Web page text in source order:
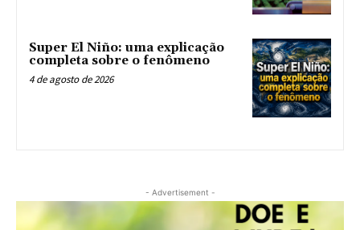
Super El Niño: uma explicação
completa sobre o fenômeno
4 de agosto de 2026
- Advertisement -